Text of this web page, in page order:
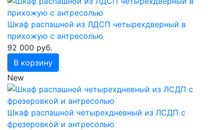
Шкаф распашной из ЛДСП четырехдверный в
прихожую с антресолью
92 000 руб.
В корзину
New
Шкаф распашной четырехдневный из ЛСДП с
фрезеровкой и антресолью